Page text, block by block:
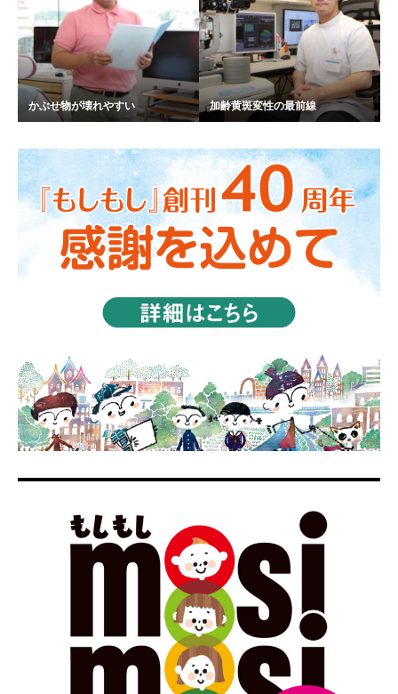
かぶせ物が壊れやすい 加齢黄斑変性の最前線